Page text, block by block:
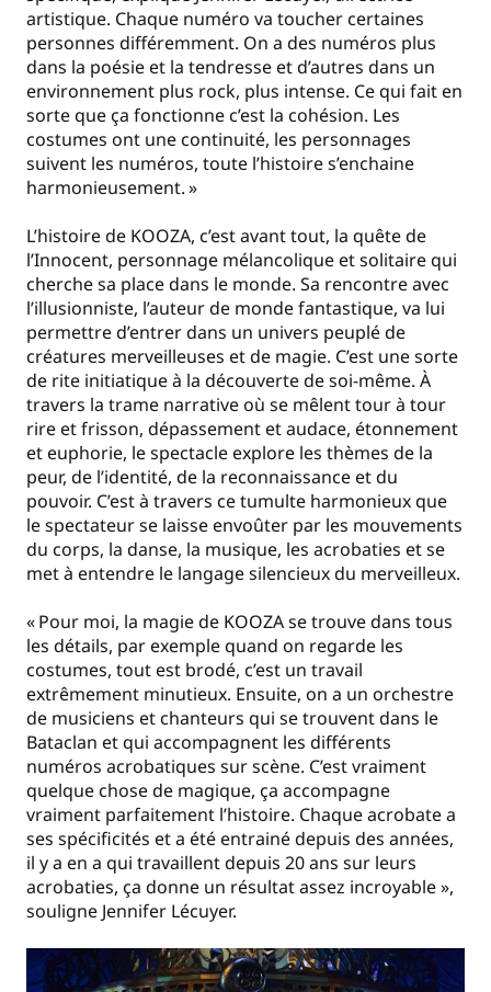
artistique. Chaque numéro va toucher certaines
personnes différemment. On a des numéros plus
dans la poésie et la tendresse et d’autres dans un
environnement plus rock, plus intense. Ce qui fait en
sorte que ça fonctionne c’est la cohésion. Les
costumes ont une continuité, les personnages
suivent les numéros, toute l’histoire s’enchaine
harmonieusement. »
L’histoire de KOOZA, c’est avant tout, la quête de
l’Innocent, personnage mélancolique et solitaire qui
cherche sa place dans le monde. Sa rencontre avec
l’illusionniste, l’auteur de monde fantastique, va lui
permettre d’entrer dans un univers peuplé de
créatures merveilleuses et de magie. C’est une sorte
de rite initiatique à la découverte de soi-même. À
travers la trame narrative où se mêlent tour à tour
rire et frisson, dépassement et audace, étonnement
et euphorie, le spectacle explore les thèmes de la
peur, de l’identité, de la reconnaissance et du
pouvoir. C’est à travers ce tumulte harmonieux que
le spectateur se laisse envoûter par les mouvements
du corps, la danse, la musique, les acrobaties et se
met à entendre le langage silencieux du merveilleux.
« Pour moi, la magie de KOOZA se trouve dans tous
les détails, par exemple quand on regarde les
costumes, tout est brodé, c’est un travail
extrêmement minutieux. Ensuite, on a un orchestre
de musiciens et chanteurs qui se trouvent dans le
Bataclan et qui accompagnent les différents
numéros acrobatiques sur scène. C’est vraiment
quelque chose de magique, ça accompagne
vraiment parfaitement l’histoire. Chaque acrobate a
ses spécificités et a été entrainé depuis des années,
il y a en a qui travaillent depuis 20 ans sur leurs
acrobaties, ça donne un résultat assez incroyable »,
souligne Jennifer Lécuyer.